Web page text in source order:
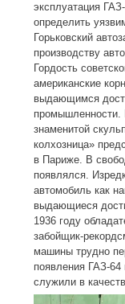
эксплуатация
определить
Горьковский
производству
Гордость
американские
выдающимся
промышленности.
знаменитой
колхозница»
в Париже. В
появлялся.
автомобиль как
выдающиеся
1936 году
забойщик-
машины трудно
появления ГАЗ-
служили в